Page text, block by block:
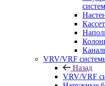
систем
VRV/VRF
Назад
VRV/VRF